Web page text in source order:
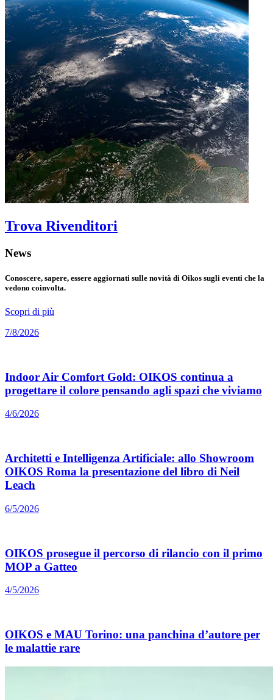
Trova Rivenditori
News
Conoscere, sapere, essere aggiornati sulle novità di Oikos sugli eventi che la
vedono coinvolta.
Scopri di più
7/8/2026
Indoor Air Comfort Gold: OIKOS continua a
progettare il colore pensando agli spazi che viviamo
4/6/2026
Architetti e Intelligenza Artificiale: allo Showroom
OIKOS Roma la presentazione del libro di Neil
Leach
6/5/2026
OIKOS prosegue il percorso di rilancio con il primo
MOP a Gatteo
4/5/2026
OIKOS e MAU Torino: una panchina d’autore per
le malattie rare